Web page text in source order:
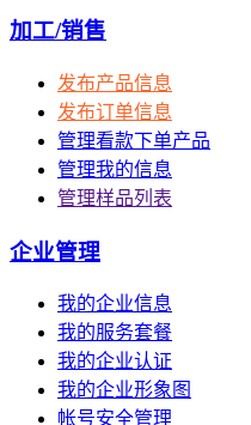
加工/销售
发布产品信息
发布订单信息
管理看款下单产品
管理我的信息
管理样品列表
企业管理
我的企业信息
我的服务套餐
我的企业认证
我的企业形象图
帐号安全管理